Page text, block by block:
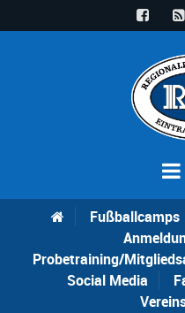
Fußballcamps
Probetraining/
Social Media